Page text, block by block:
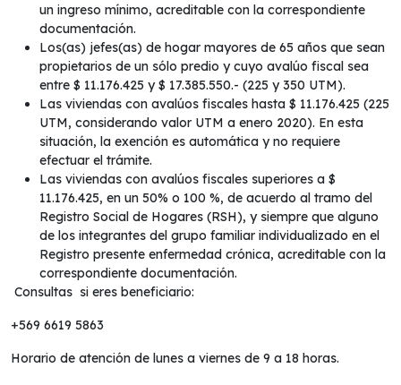
un ingreso mínimo, acreditable con la correspondiente
documentación.
Los(as) jefes(as) de hogar mayores de 65 años que sean
propietarios de un sólo predio y cuyo avalúo fiscal sea
entre $ 11.176.425 y $ 17.385.550.- (225 y 350 UTM).
Las viviendas con avalúos fiscales hasta $ 11.176.425 (225
UTM, considerando valor UTM a enero 2020). En esta
situación, la exención es automática y no requiere
efectuar el trámite.
Las viviendas con avalúos fiscales superiores a $
11.176.425, en un 50% o 100 %, de acuerdo al tramo del
Registro Social de Hogares (RSH), y siempre que alguno
de los integrantes del grupo familiar individualizado en el
Registro presente enfermedad crónica, acreditable con la
correspondiente documentación.
Consultas si eres beneficiario:
+569 6619 5863
Horario de atención de lunes a viernes de 9 a 18 horas.